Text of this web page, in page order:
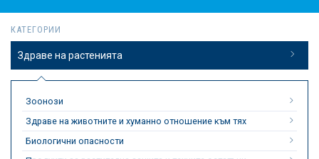
КАТЕГОРИИ
Здраве на растенията
Зоонози
Здраве на животните и хуманно отношение към тях
Биологични опасности